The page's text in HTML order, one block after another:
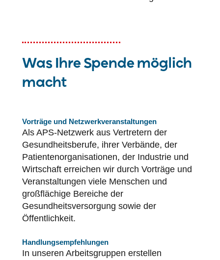
Was Ihre Spende möglich
macht
Vorträge und Netzwerkveranstaltungen
Als APS-Netzwerk aus Vertretern der
Gesundheitsberufe, ihrer Verbände, der
Patientenorganisationen, der Industrie und
Wirtschaft erreichen wir durch Vorträge und
Veranstaltungen viele Menschen und
großflächige Bereiche der
Gesundheitsversorgung sowie der
Öffentlichkeit.
Handlungsempfehlungen
In unseren Arbeitsgruppen erstellen